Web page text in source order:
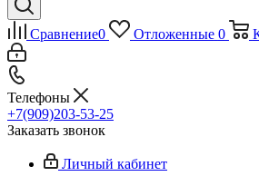
Сравнение0 Отложенные 0
Телефоны
+7(909)203-53-25
Заказать звонок
Личный кабинет